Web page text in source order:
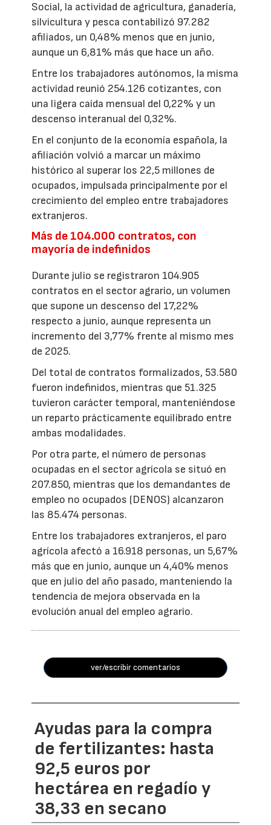
Social, la actividad de agricultura, ganadería,
silvicultura y pesca contabilizó 97.282
afiliados, un 0,48% menos que en junio,
aunque un 6,81% más que hace un año.
Entre los trabajadores autónomos, la misma
actividad reunió 254.126 cotizantes, con
una ligera caída mensual del 0,22% y un
descenso interanual del 0,32%.
En el conjunto de la economía española, la
afiliación volvió a marcar un máximo
histórico al superar los 22,5 millones de
ocupados, impulsada principalmente por el
crecimiento del empleo entre trabajadores
extranjeros.
Más de 104.000 contratos, con
mayoría de indefinidos
Durante julio se registraron 104.905
contratos en el sector agrario, un volumen
que supone un descenso del 17,22%
respecto a junio, aunque representa un
incremento del 3,77% frente al mismo mes
de 2025.
Del total de contratos formalizados, 53.580
fueron indefinidos, mientras que 51.325
tuvieron carácter temporal, manteniéndose
un reparto prácticamente equilibrado entre
ambas modalidades.
Por otra parte, el número de personas
ocupadas en el sector agrícola se situó en
207.850, mientras que los demandantes de
empleo no ocupados (DENOS) alcanzaron
las 85.474 personas.
Entre los trabajadores extranjeros, el paro
agrícola afectó a 16.918 personas, un 5,67%
más que en junio, aunque un 4,40% menos
que en julio del año pasado, manteniendo la
tendencia de mejora observada en la
evolución anual del empleo agrario.
ver/escribir comentarios
Ayudas para la compra
de fertilizantes: hasta
92,5 euros por
hectárea en regadío y
38,33 en secano